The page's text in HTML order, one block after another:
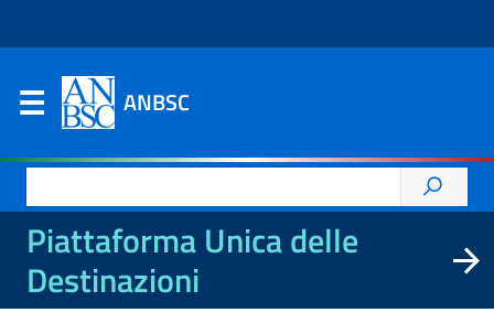
ANBSC
per:
Piattaforma Unica delle
Destinazioni